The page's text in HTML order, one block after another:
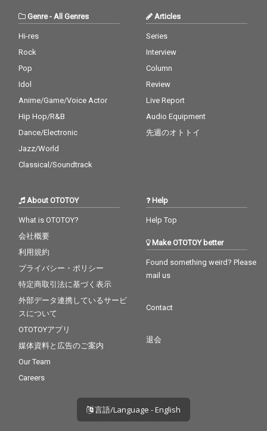
Genre- All Genres
Hi-res
Rock
Pop
Idol
Anime/Game/Voice Actor
Hip Hop/R&B
Dance/Electronic
Jazz/World
Classical/Soundtrack
Articles
Series
Interview
Column
Review
Live Report
Audio Equipment
先週のオトトイ
About OTOTOY
What is OTOTOY?
会社概要
利用規約
プライバシー・ポリシー
特定商取引法に基づく表示
外部データ連携しているサービ
スについて
OTOTOYアプリ
媒体資料と広告のご案内
Our Team
Careers
Help
Help Top
Make OTOTOY better
Found something weird? Please
mail us
Contact
退会
言語/Language - English